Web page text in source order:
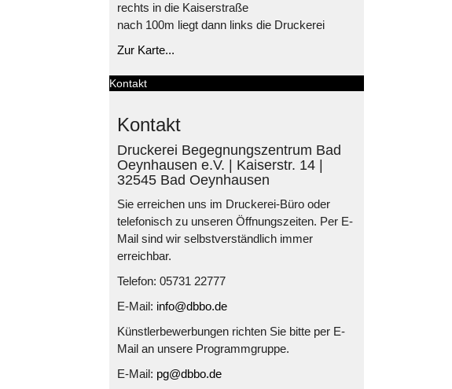
rechts in die Kaiserstraße
nach 100m liegt dann links die Druckerei
Zur Karte...
Kontakt
Kontakt
Druckerei Begegnungszentrum Bad
Oeynhausen e.V. | Kaiserstr. 14 |
32545 Bad Oeynhausen
Sie erreichen uns im Druckerei-Büro oder
telefonisch zu unseren Öffnungszeiten. Per E-
Mail sind wir selbstverständlich immer
erreichbar.
Telefon: 05731 22777
E-Mail: info@dbbo.de
Künstlerbewerbungen richten Sie bitte per E-
Mail an unsere Programmgruppe.
E-Mail: pg@dbbo.de